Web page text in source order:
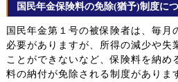
国民年金保険料の免除(猶予)制度に
国民年金第１号の被保険者は、毎月
必要がありますが、所得の減少や失
ことができないなど、保険料を納め
料の納付が免除される制度がありま